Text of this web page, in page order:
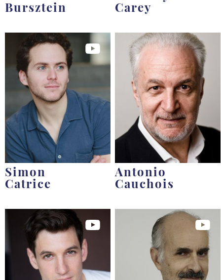
Bursztein Carey
Simon
Catrice
Antonio
Cauchois